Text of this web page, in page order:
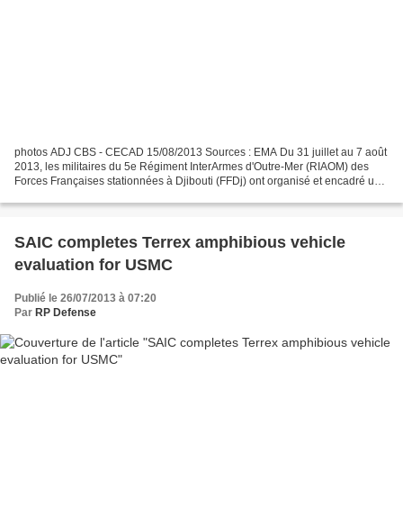
photos ADJ CBS - CECAD 15/08/2013 Sources : EMA Du 31 juillet au 7 août
2013, les militaires du 5e Régiment InterArmes d'Outre-Mer (RIAOM) des
Forces Françaises stationnées à Djibouti (FFDj) ont organisé et encadré un
SAIC completes Terrex amphibious vehicle
evaluation for USMC
Publié le 26/07/2013 à 07:20
Par RP Defense